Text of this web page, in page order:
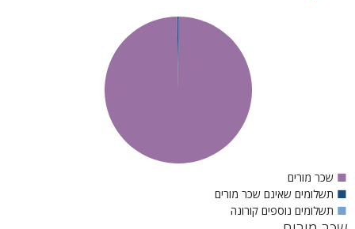
■ שכר מורים
■ תשלומים שאינם שכר מורים
■ תשלומים נוספים קורונה